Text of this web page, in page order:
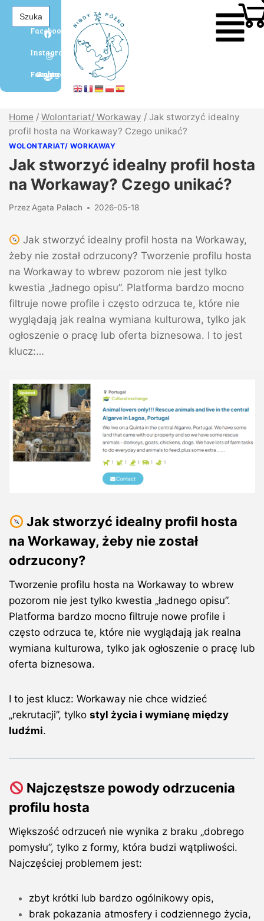
Search
for:
Facebook
Instagram
Grupa Agaty Facebook
Home / Wolontariat/ Workaway / Jak stworzyć idealny
profil hosta na Workaway? Czego unikać?
WOLONTARIAT/ WORKAWAY
Jak stworzyć idealny profil hosta
na Workaway? Czego unikać?
PrzezAgata Palach 2026-05-18
Jak stworzyć idealny profil hosta na Workaway,
żeby nie został odrzucony? Tworzenie profilu hosta
na Workaway to wbrew pozorom nie jest tylko
kwestia „ładnego opisu”. Platforma bardzo mocno
filtruje nowe profile i często odrzuca te, które nie
wyglądają jak realna wymiana kulturowa, tylko jak
ogłoszenie o pracę lub oferta biznesowa. I to jest
klucz:…
Jak stworzyć idealny profil hosta
na Workaway, żeby nie został
odrzucony?
Tworzenie profilu hosta na Workaway to wbrew
pozorom nie jest tylko kwestia „ładnego opisu”.
Platforma bardzo mocno filtruje nowe profile i
często odrzuca te, które nie wyglądają jak realna
wymiana kulturowa, tylko jak ogłoszenie o pracę lub
oferta biznesowa.
I to jest klucz: Workaway nie chce widzieć
„rekrutacji”, tylko styl życia i wymianę między
ludźmi.
Najczęstsze powody odrzucenia
profilu hosta
Większość odrzuceń nie wynika z braku „dobrego
pomysłu”, tylko z formy, która budzi wątpliwości.
Najczęściej problemem jest:
zbyt krótki lub bardzo ogólnikowy opis,
brak pokazania atmosfery i codziennego życia,